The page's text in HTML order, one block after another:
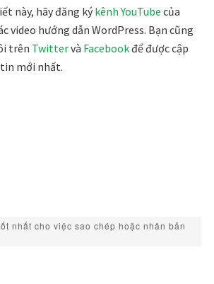
này, hãy đăng ký kênh YouTube của
video hướng dẫn WordPress. Bạn cũng
trên Twittervà Facebookđể được cập
mới nhất.
nhất cho việc sao chép hoặc nhân bản